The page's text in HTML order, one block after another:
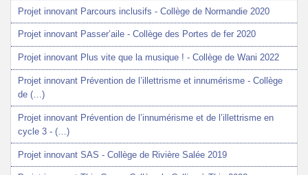
Projet innovant Parcours inclusifs - Collège de Normandie 2020
Projet innovant Passer’aile - Collège des Portes de fer 2020
Projet innovant Plus vite que la musique ! - Collège de Wani 2022
Projet innovant Prévention de l’illettrisme et innumérisme - Collège
de (…)
Projet innovant Prévention de l’innumérisme et de l’illettrisme en
cycle 3 - (…)
Projet innovant SAS - Collège de Rivière Salée 2019